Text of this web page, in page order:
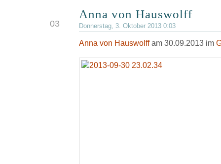
03
Anna von Hauswolff
Donnerstag, 3. Oktober 2013 0:03
Anna von Hauswolffam 30.09.2013 im